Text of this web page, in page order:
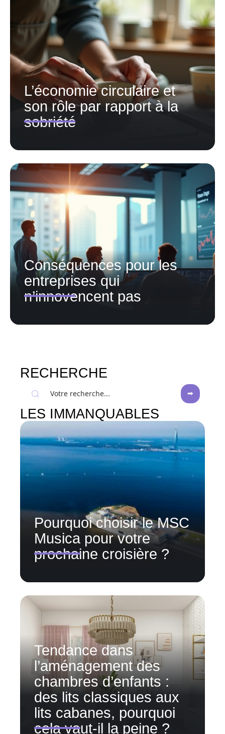
L’économie circulaire et
son rôle par rapport à la
sobriété
Conséquences pour les
entreprises qui
n’innovencent pas
RECHERCHE
LES IMMANQUABLES
Pourquoi choisir le MSC
Musica pour votre
prochaine croisière ?
Tendance dans
l’aménagement des
chambres d’enfants :
des lits classiques aux
lits cabanes, pourquoi
cela vaut-il la peine ?